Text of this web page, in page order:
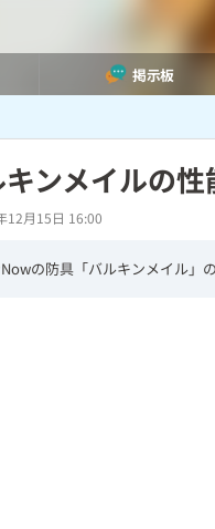
掲示板
ンメイルの
12月15日 16:00
の防具「バルキンメイル」